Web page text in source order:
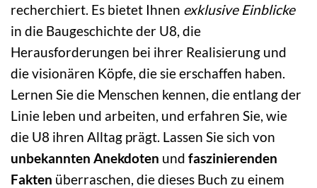
recherchiert. Es bietet Ihnen exklusive Einblicke
in die Baugeschichte der U8, die
Herausforderungen bei ihrer Realisierung und
die visionären Köpfe, die sie erschaffen haben.
Lernen Sie die Menschen kennen, die entlang der
Linie leben und arbeiten, und erfahren Sie, wie
die U8 ihren Alltag prägt. Lassen Sie sich von
unbekannten Anekdoten und faszinierenden
Fakten überraschen, die dieses Buch zu einem